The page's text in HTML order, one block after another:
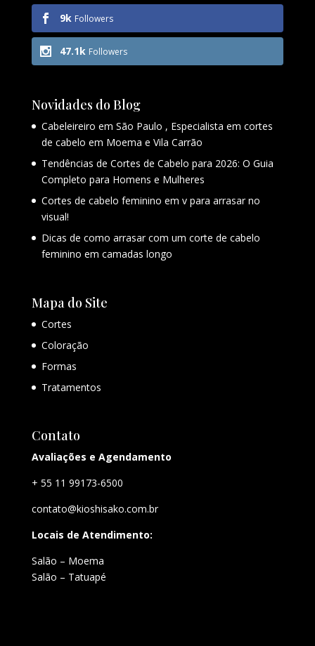
9k Followers
47.1k Followers
Novidades do Blog
Cabeleireiro em São Paulo , Especialista em cortes
de cabelo em Moema e Vila Carrão
Tendências de Cortes de Cabelo para 2026: O Guia
Completo para Homens e Mulheres
Cortes de cabelo feminino em v para arrasar no
visual!
Dicas de como arrasar com um corte de cabelo
feminino em camadas longo
Mapa do Site
Cortes
Coloração
Formas
Tratamentos
Contato
Avaliações e Agendamento
+ 55 11 99173-6500
contato@kioshisako.com.br
Locais de Atendimento:
Salão – Moema
Salão – Tatuapé